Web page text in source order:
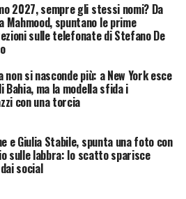
2027, sempre gli stessi nomi? Da
Mahmood, spuntano le prime
sulle telefonate di Stefano De
non si nasconde più: a New York esce
Bahia, ma la modella sfida i
con una torcia
e Giulia Stabile, spunta una foto con
sulle labbra: lo scatto sparisce
social